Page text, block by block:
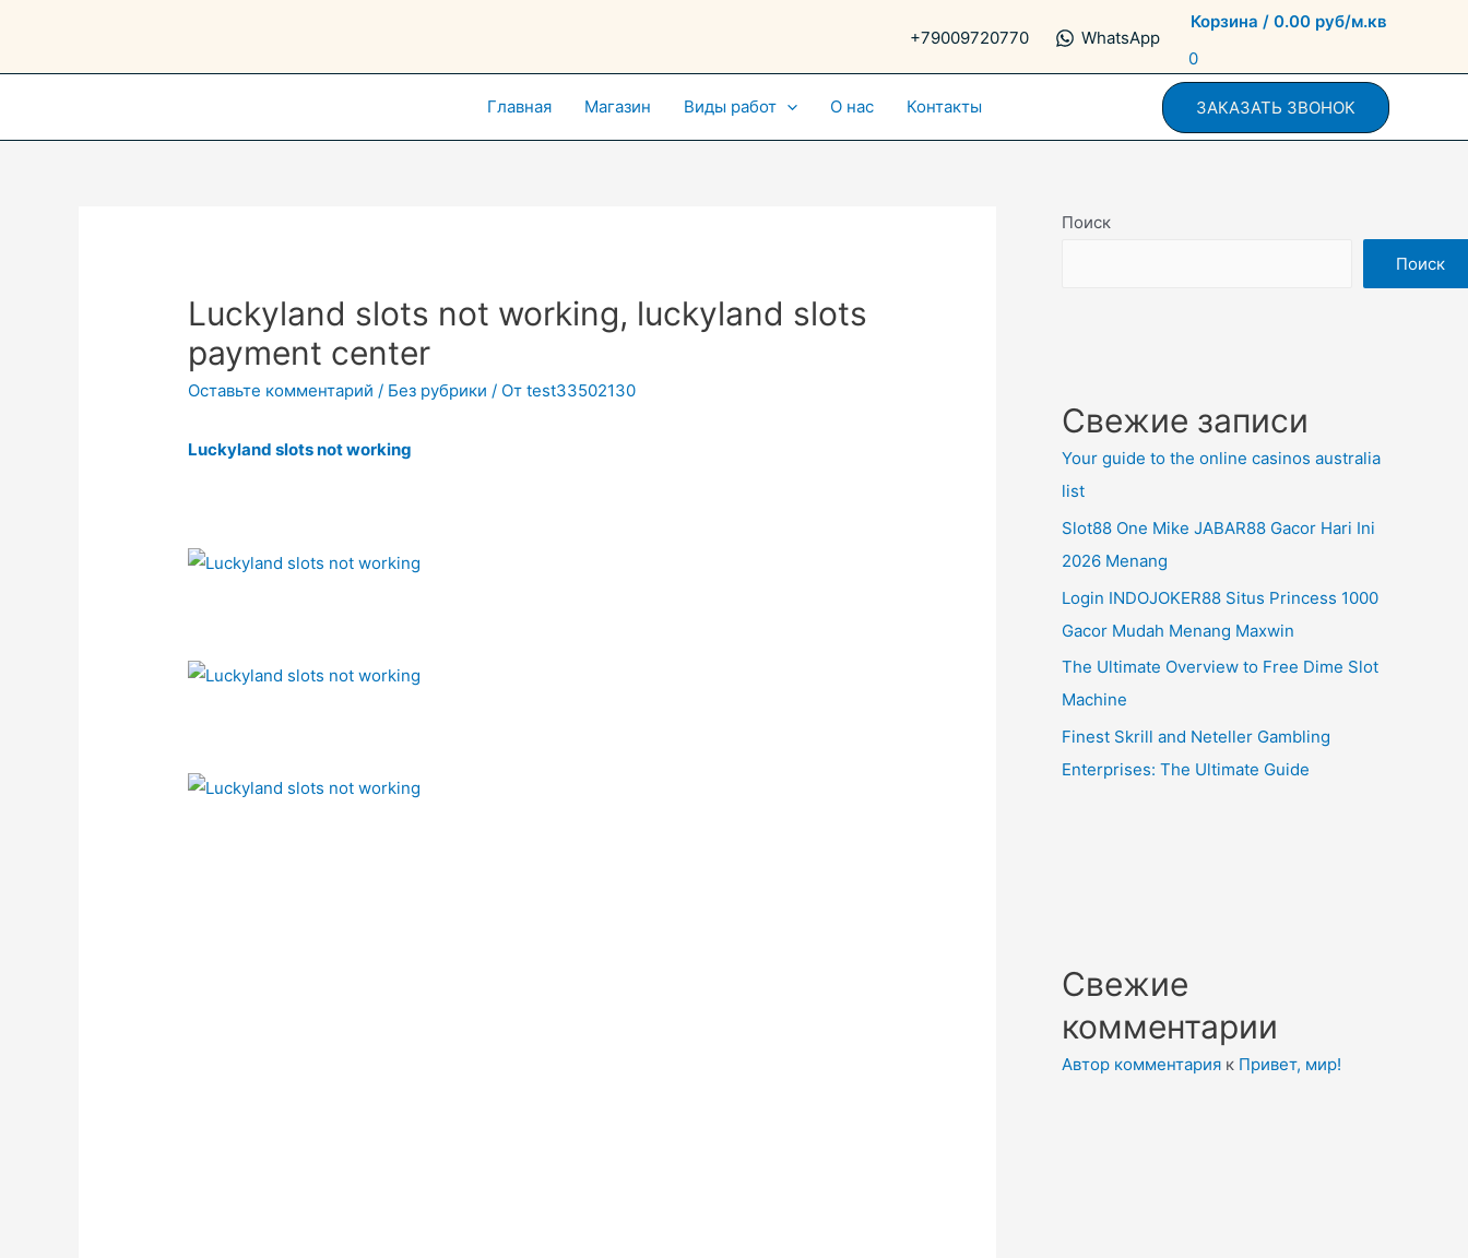
содержимому
+79009720770 WhatsApp
Корзина / 0.00 руб/м.кв
0
Главная Магазин Виды работ О нас Контакты ЗАКАЗАТЬ ЗВОНОК
Luckyland slots not working, luckyland slots
payment center
Оставьте комментарий / Без рубрики / От test33502130
Luckyland slots not working
Поиск
Поиск
Свежие записи
Your guide to the online casinos australia
list
Slot88 One Mike JABAR88 Gacor Hari Ini
2026 Menang
Login INDOJOKER88 Situs Princess 1000
Gacor Mudah Menang Maxwin
The Ultimate Overview to Free Dime Slot
Machine
Finest Skrill and Neteller Gambling
Enterprises: The Ultimate Guide
Свежие
комментарии
Автор комментария к Привет, мир!